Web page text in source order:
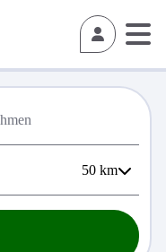
50 km